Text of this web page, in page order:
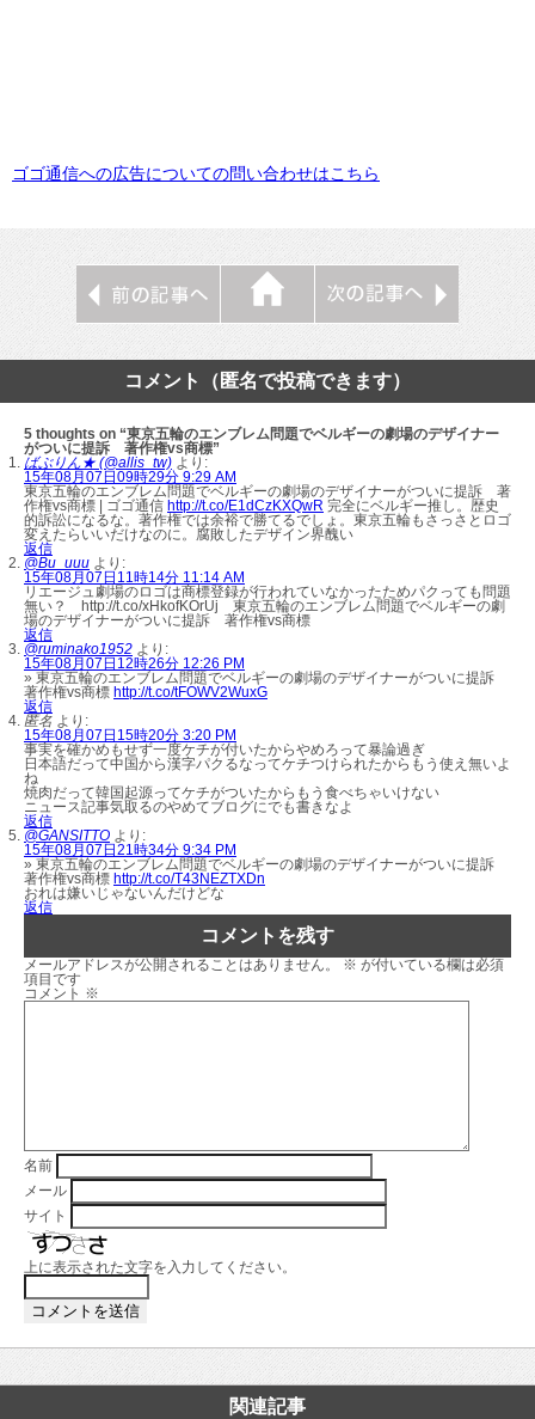
ゴゴ通信への広告についての問い合わせはこちら
コメント（匿名で投稿できます）
5 thoughts on “東京五輪のエンブレム問題でベルギーの劇場のデザイナー
がついに提訴 著作権vs商標”
ばぶりん★ (@allis_tw) より:
15年08月07日09時29分 9:29 AM
東京五輪のエンブレム問題でベルギーの劇場のデザイナーがついに提訴 著
作権vs商標 | ゴゴ通信 http://t.co/E1dCzKXQwR 完全にベルギー推し。歴史
的訴訟になるな。著作権では余裕で勝てるでしょ。東京五輪もさっさとロゴ
変えたらいいだけなのに。腐敗したデザイン界醜い
返信
@Bu_uuu より:
15年08月07日11時14分 11:14 AM
リエージュ劇場のロゴは商標登録が行われていなかったためパクっても問題
無い？ http://t.co/xHkofKOrUj 東京五輪のエンブレム問題でベルギーの劇
場のデザイナーがついに提訴 著作権vs商標
返信
@ruminako1952 より:
15年08月07日12時26分 12:26 PM
» 東京五輪のエンブレム問題でベルギーの劇場のデザイナーがついに提訴
著作権vs商標 http://t.co/tFOWV2WuxG
返信
匿名 より:
15年08月07日15時20分 3:20 PM
事実を確かめもせず一度ケチが付いたからやめろって暴論過ぎ
日本語だって中国から漢字パクるなってケチつけられたからもう使え無いよ
ね
焼肉だって韓国起源ってケチがついたからもう食べちゃいけない
ニュース記事気取るのやめてブログにでも書きなよ
返信
@GANSITTO より:
15年08月07日21時34分 9:34 PM
» 東京五輪のエンブレム問題でベルギーの劇場のデザイナーがついに提訴
著作権vs商標 http://t.co/T43NEZTXDn
おれは嫌いじゃないんだけどな
返信
コメントを残す
メールアドレスが公開されることはありません。 ※ が付いている欄は必須
項目です
コメント ※
名前
メール
サイト
上に表示された文字を入力してください。
関連記事